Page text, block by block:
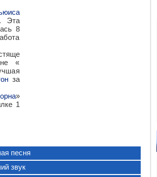
Эта
8
«
за
»
1
песня
звук